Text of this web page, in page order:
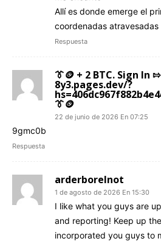
Allí es donde emerge el
coordenadas atravesadas
Respuesta
👔🪙 + 2 BTC. Sign In
8y3.pages.dev/?
👔🪙
22 de junio de 2026 En 07:25
9gmc0b
Respuesta
arderborelnot
1 de agosto de 2026 En 15:30
I like what you guys are
and reporting! Keep up
incorporated you guys to